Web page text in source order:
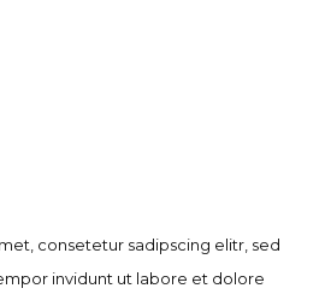
consetetur sadipscing elitr, sed
invidunt ut labore et dolore